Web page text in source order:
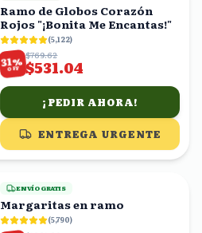
Ramo de Globos Corazón
Rojos "¡Bonita Me Encantas!"
(5,122)
31%
OFF
$769.62
$531.04
¡PEDIR AHORA!
ENTREGA URGENTE
ENVÍO GRATIS
Margaritas en ramo
(5,790)